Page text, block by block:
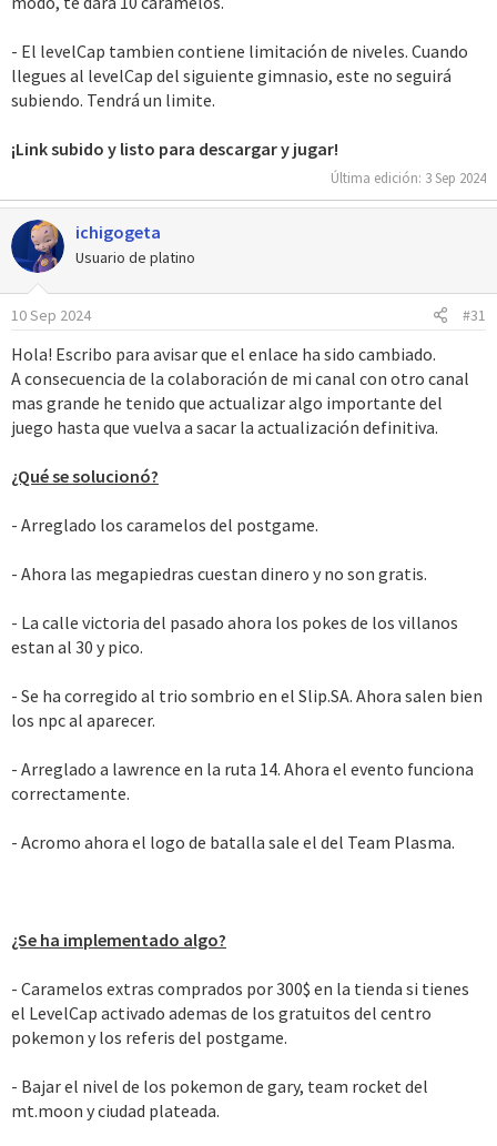
- El levelCap tambien contiene limitación de niveles. Cuando
llegues al levelCap del siguiente gimnasio, este no seguirá
subiendo. Tendrá un limite.
¡Link subido y listo para descargar y jugar!
Última edición: 3 Sep 2024
ichigogeta
Usuario de platino
10 Sep 2024 #31
Hola! Escribo para avisar que el enlace ha sido cambiado.
A consecuencia de la colaboración de mi canal con otro canal
mas grande he tenido que actualizar algo importante del
juego hasta que vuelva a sacar la actualización definitiva.
¿Qué se solucionó?
- Arreglado los caramelos del postgame.
- Ahora las megapiedras cuestan dinero y no son gratis.
- La calle victoria del pasado ahora los pokes de los villanos
estan al 30 y pico.
- Se ha corregido al trio sombrio en el Slip.SA. Ahora salen bien
los npc al aparecer.
- Arreglado a lawrence en la ruta 14. Ahora el evento funciona
correctamente.
- Acromo ahora el logo de batalla sale el del Team Plasma.
¿Se ha implementado algo?
- Caramelos extras comprados por 300$ en la tienda si tienes
el LevelCap activado ademas de los gratuitos del centro
pokemon y los referis del postgame.
- Bajar el nivel de los pokemon de gary, team rocket del
mt.moon y ciudad plateada.